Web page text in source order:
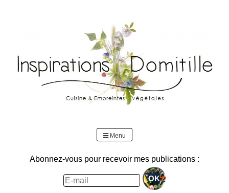
Skip
to
content
Menu
Abonnez-vous pour recevoir mes publications :